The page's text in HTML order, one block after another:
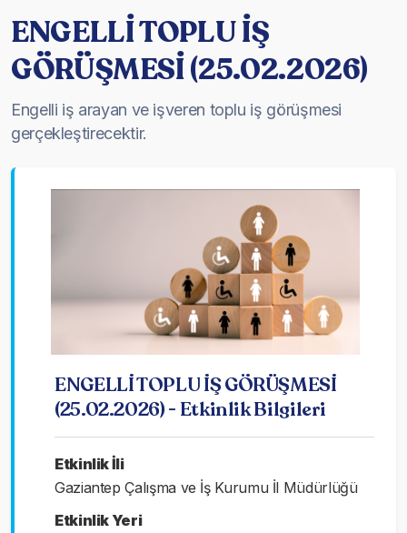
ENGELLİ TOPLU İŞ
GÖRÜŞMESİ (25.02.2026)
Engelli iş arayan ve işveren toplu iş görüşmesi
gerçekleştirecektir.
ENGELLİ TOPLU İŞ GÖRÜŞMESİ
(25.02.2026) - Etkinlik Bilgileri
Etkinlik İli
Gaziantep Çalışma ve İş Kurumu İl Müdürlüğü
Etkinlik Yeri